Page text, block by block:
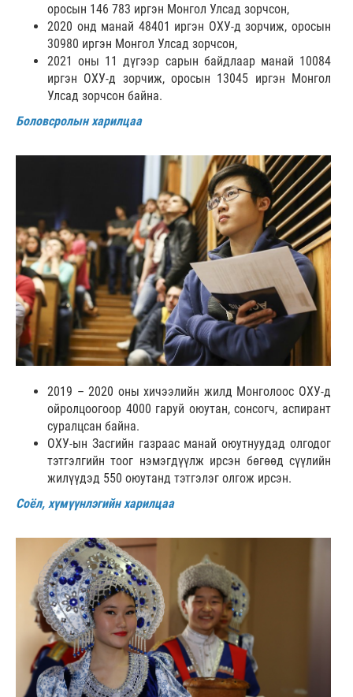
оросын 146 783 иргэн Монгол Улсад зорчсон,
2020 онд манай 48401 иргэн ОХУ-д зорчиж, оросын
30980 иргэн Монгол Улсад зорчсон,
2021 оны 11 дүгээр сарын байдлаар манай 10084
иргэн ОХУ-д зорчиж, оросын 13045 иргэн Монгол
Улсад зорчсон байна.
Боловсролын харилцаа
2019 – 2020 оны хичээлийн жилд Монголоос ОХУ-д
ойролцоогоор 4000 гаруй оюутан, сонсогч, аспирант
суралцсан байна.
ОХУ-ын Засгийн газраас манай оюутнуудад олгодог
тэтгэлгийн тоог нэмэгдүүлж ирсэн бөгөөд сүүлийн
жилүүдэд 550 оюутанд тэтгэлэг олгож ирсэн.
Соёл, хүмүүнлэгийн харилцаа